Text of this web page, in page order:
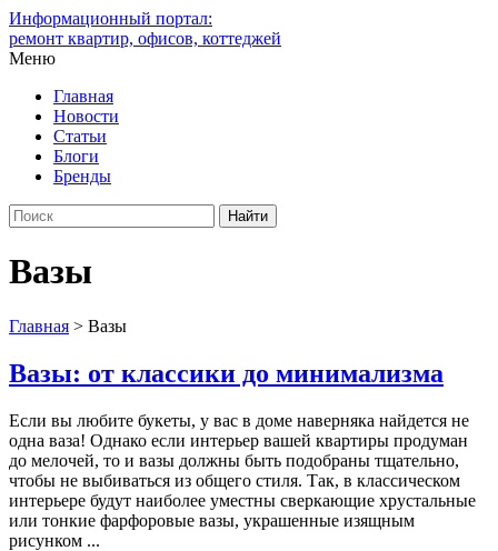
Информационный портал:
ремонт квартир, офисов, коттеджей
Меню
Главная
Новости
Статьи
Блоги
Бренды
Вазы
Главная > Вазы
Вазы: от классики до минимализма
Если вы любите букеты, у вас в доме наверняка найдется не
одна ваза! Однако если интерьер вашей квартиры продуман
до мелочей, то и вазы должны быть подобраны тщательно,
чтобы не выбиваться из общего стиля. Так, в классическом
интерьере будут наиболее уместны сверкающие хрустальные
или тонкие фарфоровые вазы, украшенные изящным
рисунком ...